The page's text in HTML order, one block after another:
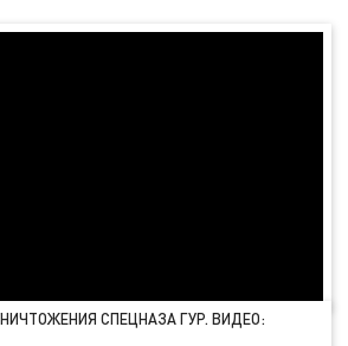
СПЕЦНАЗА ГУР. ВИДЕО: